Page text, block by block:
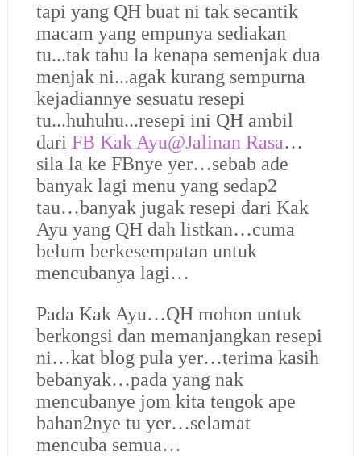
tapi yang QH buat ni tak secantik
macam yang empunya sediakan
tu...tak tahu la kenapa semenjak dua
menjak ni...agak kurang sempurna
kejadiannye sesuatu resepi
tu...huhuhu...resepi ini QH ambil
dari FB Kak Ayu@Jalinan Rasa…
sila la ke FBnye yer…sebab ade
banyak lagi menu yang sedap2
tau…banyak jugak resepi dari Kak
Ayu yang QH dah listkan…cuma
belum berkesempatan untuk
mencubanya lagi…
Pada Kak Ayu…QH mohon untuk
berkongsi dan memanjangkan resepi
ni…kat blog pula yer…terima kasih
bebanyak…pada yang nak
mencubanye jom kita tengok ape
bahan2nye tu yer…selamat
mencuba semua…